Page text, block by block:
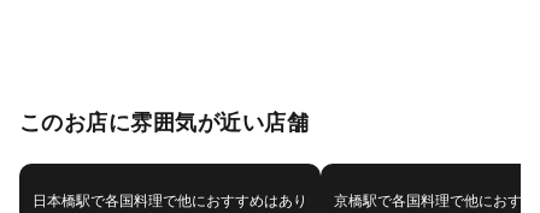
このお店に雰囲気が近い店舗
日本橋駅で各国料理で他におすすめはあり
京橋駅で各国料理で他におす